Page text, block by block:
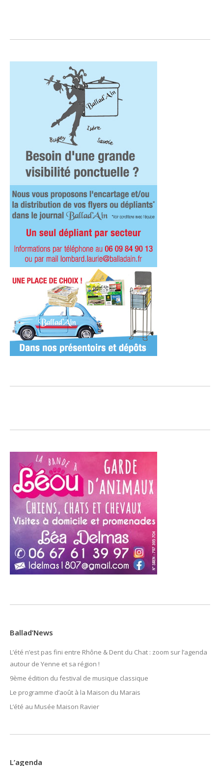
Ballad’News
L’été n’est pas fini entre Rhône & Dent du Chat : zoom sur l’agenda
autour de Yenne et sa région !
9ème édition du festival de musique classique
Le programme d’août à la Maison du Marais
L’été au Musée Maison Ravier
L’agenda